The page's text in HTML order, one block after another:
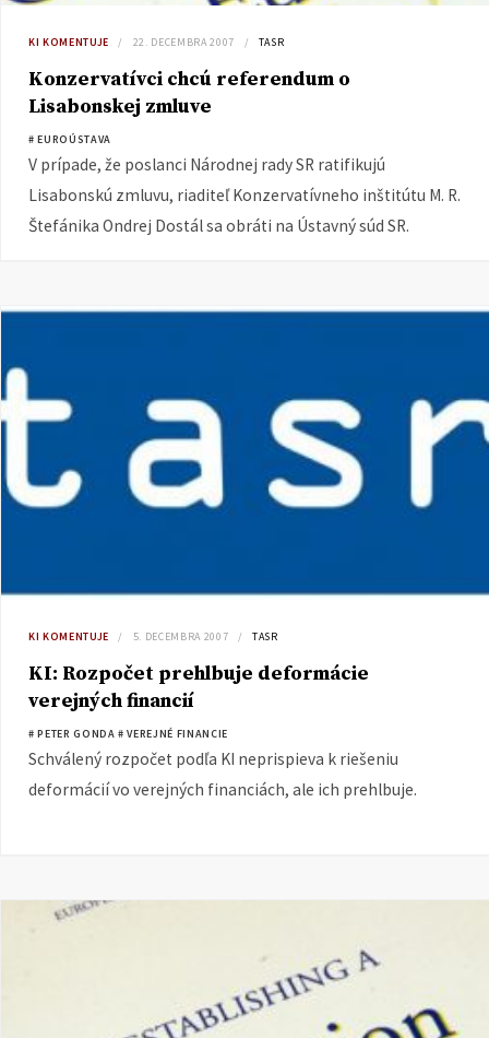
KI KOMENTUJE 22. DECEMBRA 2007 TASR
Konzervatívci chcú referendum o
Lisabonskej zmluve
# EUROÚSTAVA
V prípade, že poslanci Národnej rady SR ratifikujú
Lisabonskú zmluvu, riaditeľ Konzervatívneho inštitútu M. R.
Štefánika Ondrej Dostál sa obráti na Ústavný súd SR.
KI KOMENTUJE 5. DECEMBRA 2007 TASR
KI: Rozpočet prehlbuje deformácie
verejných financií
# PETER GONDA # VEREJNÉ FINANCIE
Schválený rozpočet podľa KI neprispieva k riešeniu
deformácií vo verejných financiách, ale ich prehlbuje.